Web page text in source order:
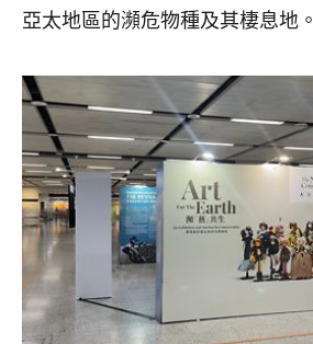
亞太地區的瀕危物種及其棲息地。